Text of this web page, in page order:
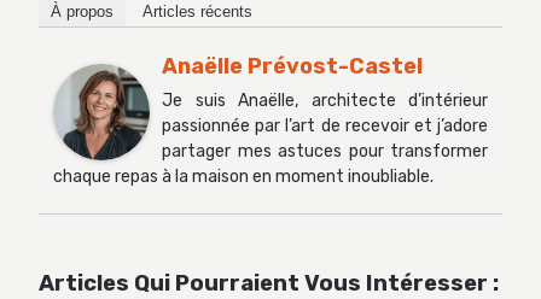
À propos Articles récents
Anaëlle Prévost-Castel
Je suis Anaëlle, architecte d’intérieur
passionnée par l’art de recevoir et j’adore
partager mes astuces pour transformer
chaque repas à la maison en moment inoubliable.
Articles Qui Pourraient Vous Intéresser :